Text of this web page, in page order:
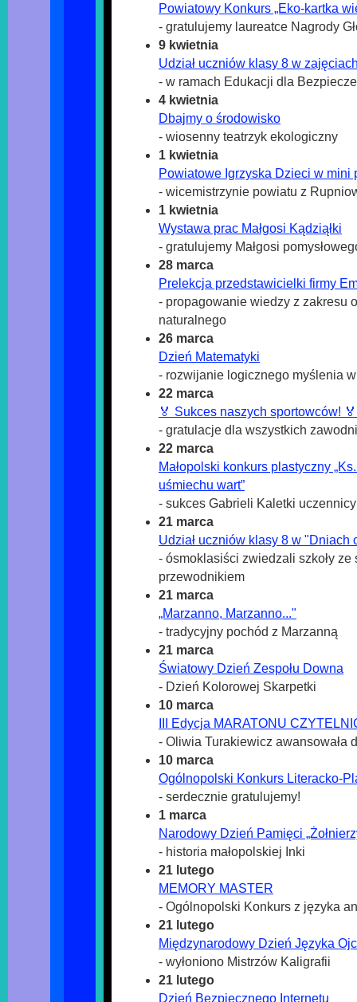
Powiatowy Konkurs „Eko-kartka
- gratulujemy laureatce Nagrody
9 kwietnia
Udział uczniów klasy 8 w
- w ramach Edukacji dla
4 kwietnia
Dbajmy o środowisko
- wiosenny teatrzyk ekologiczny
1 kwietnia
Powiatowe Igrzyska Dzieci w mini
- wicemistrzynie powiatu z
1 kwietnia
Wystawa prac Małgosi Kądziąłki
- gratulujemy Małgosi
28 marca
Prelekcja przedstawicielki firmy
- propagowanie wiedzy z zakresu
naturalnego
26 marca
Dzień Matematyki
- rozwijanie logicznego myślenia
22 marca
🏅 Sukces naszych sportowców! 🏅
- gratulacje dla wszystkich
22 marca
Małopolski konkurs plastyczny
uśmiechu wart”
- sukces Gabrieli Kaletki
21 marca
Udział uczniów klasy 8 w "Dniach
- ósmoklasiści zwiedzali szkoły ze
przewodnikiem
21 marca
„Marzanno, Marzanno..."
- tradycyjny pochód z Marzanną
21 marca
Światowy Dzień Zespołu Downa
- Dzień Kolorowej Skarpetki
10 marca
III Edycja MARATONU
- Oliwia Turakiewicz awansowała
10 marca
Ogólnopolski Konkurs Literacko-
- serdecznie gratulujemy!
1 marca
Narodowy Dzień Pamięci
- historia małopolskiej Inki
21 lutego
MEMORY MASTER
- Ogólnopolski Konkurs z języka
21 lutego
Międzynarodowy Dzień Języka
- wyłoniono Mistrzów Kaligrafii
21 lutego
Dzień Bezpiecznego Internetu